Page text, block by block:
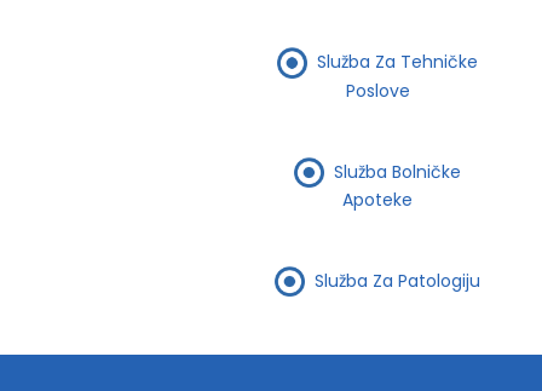
Služba Za Tehničke
Poslove
Služba Bolničke
Apoteke
Služba Za Patologiju